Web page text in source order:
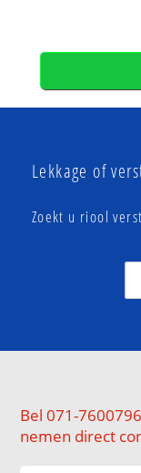
Lekkage of
Zoekt u riool
Bel 071-
nemen direct